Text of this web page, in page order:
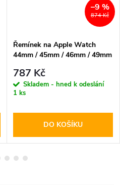
874 Kč
–9 %
Řemínek na Apple Watch
44mm / 45mm / 46mm / 49mm
787 Kč
Skladem - hned k odeslání
1 ks
DO KOŠÍKU